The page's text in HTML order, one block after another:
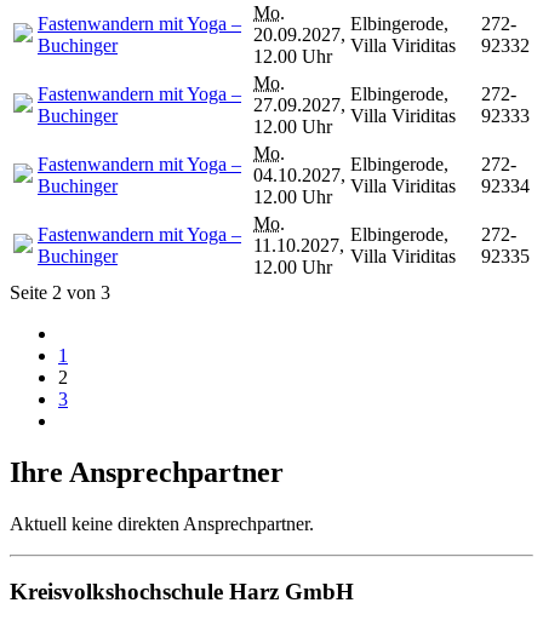
Fastenwandern mit Yoga –
Buchinger
Mo.
20.09.2027,
12.00 Uhr
Elbingerode,
Villa Viriditas
272-
92332
Fastenwandern mit Yoga –
Buchinger
Mo.
27.09.2027,
12.00 Uhr
Elbingerode,
Villa Viriditas
272-
92333
Fastenwandern mit Yoga –
Buchinger
Mo.
04.10.2027,
12.00 Uhr
Elbingerode,
Villa Viriditas
272-
92334
Fastenwandern mit Yoga –
Buchinger
Mo.
11.10.2027,
12.00 Uhr
Elbingerode,
Villa Viriditas
272-
92335
Seite 2 von 3
1
2
3
Ihre Ansprechpartner
Aktuell keine direkten Ansprechpartner.
Kreisvolkshochschule Harz GmbH